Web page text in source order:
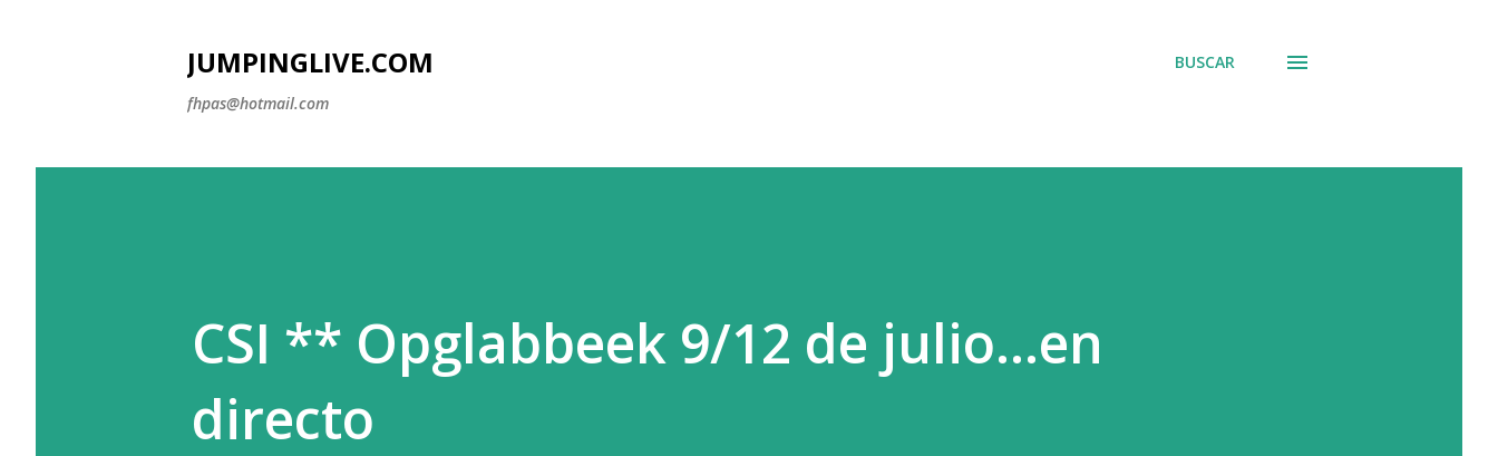
JUMPINGLIVE.COM
fhpas@hotmail.com
BUSCAR
CSI ** Opglabbeek 9/12 de julio...en
directo